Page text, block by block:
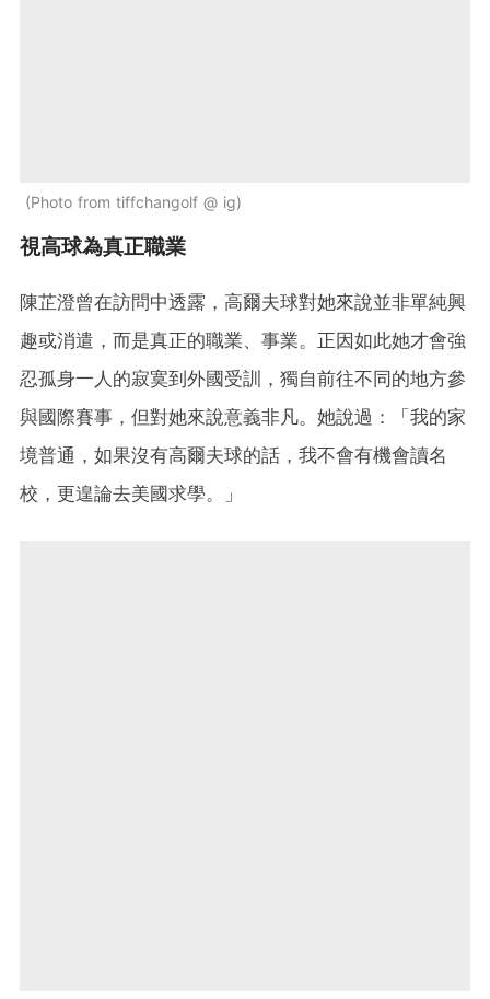
Photo from tiffchangolf @ ig
視高球為真正職業
陳芷澄曾在訪問中透露，高爾夫球對她來說並非單純興
趣或消遣，而是真正的職業、事業。正因如此她才會強
忍孤身一人的寂寞到外國受訓，獨自前往不同的地方參
與國際賽事，但對她來說意義非凡。她說過：「我的家
境普通，如果沒有高爾夫球的話，我不會有機會讀名
校，更遑論去美國求學。」